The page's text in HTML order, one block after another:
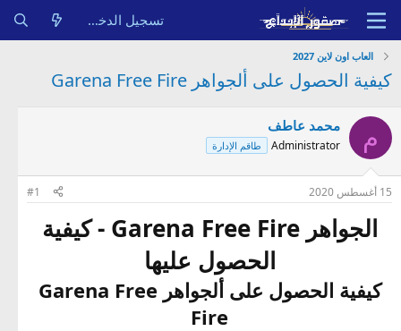
تسجيل الدخول
العاب اون لاين 2027
كيفية الحصول على ألجواهر Garena Free Fire
م محمد عاطف
Administrator طاقم الإدارة
15 أغسطس 2020 #1
الجواهر Garena Free Fire - كيفية
الحصول عليها
كيفية الحصول على ألجواهر Garena Free
Fire